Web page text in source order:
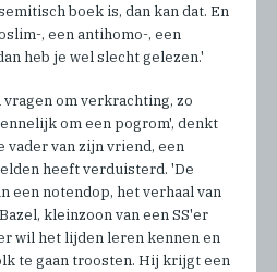
boek is, dan kan dat. En
, een antihomo-, een
heb je wel slecht gelezen.'
om verkrachting, zo
om een pogrom', denkt
vader van zijn vriend, een
heeft verduisterd. 'De
een notendop, het verhaal van
kleinzoon van een SS'er
wil het lijden leren kennen en
te gaan troosten. Hij krijgt een